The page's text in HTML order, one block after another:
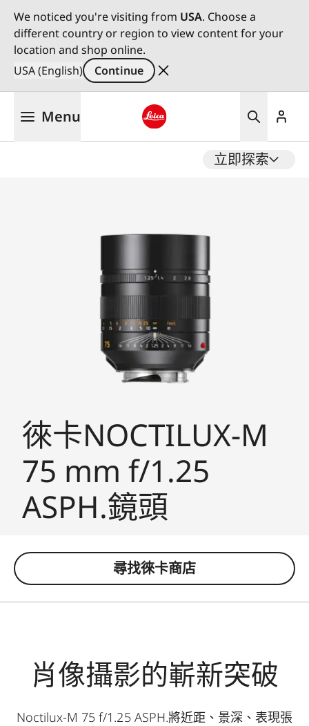
We noticed you're visiting from USA. Choose a
different country or region to view content for your
location and shop online.
USA (English)
Continue
Menu
立即探索
徠卡NOCTILUX-M
75 mm f/1.25
ASPH.鏡頭
尋找徠卡商店
肖像攝影的嶄新突破
Noctilux-M 75 f/1.25 ASPH.將近距、景深、表現張